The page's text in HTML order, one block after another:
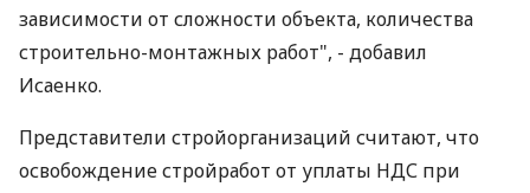
зависимости от сложности объекта, количества
строительно-монтажных работ", - добавил
Исаенко.
Представители стройорганизаций считают, что
освобождение стройработ от уплаты НДС при